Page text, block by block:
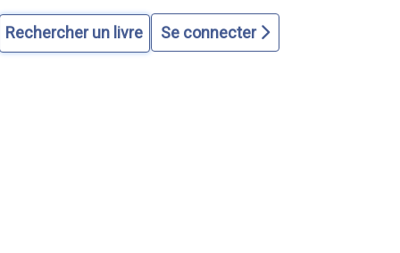
Se connecter